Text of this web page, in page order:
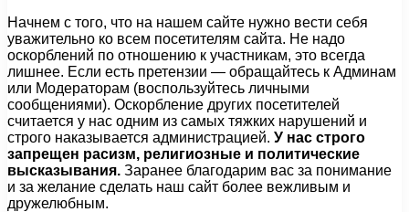
Начнем с того, что на нашем сайте нужно вести себя
уважительно ко всем посетителям сайта. Не надо
оскорблений по отношению к участникам, это всегда
лишнее. Если есть претензии — обращайтесь к Админам
или Модераторам (воспользуйтесь личными
сообщениями). Оскорбление других посетителей
считается у нас одним из самых тяжких нарушений и
строго наказывается администрацией. У нас строго
запрещен расизм, религиозные и политические
высказывания. Заранее благодарим вас за понимание
и за желание сделать наш сайт более вежливым и
дружелюбным.